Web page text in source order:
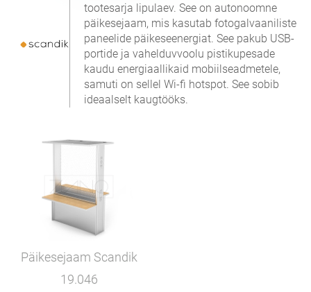
tootesarja lipulaev. See on autonoomne
päikesejaam, mis kasutab fotogalvaaniliste
paneelide päikeseenergiat. See pakub USB-
portide ja vahelduvvoolu pistikupesade
kaudu energiaallikaid mobiilseadmetele,
samuti on sellel Wi-fi hotspot. See sobib
ideaalselt kaugtööks.
Päikesejaam Scandik
19.046